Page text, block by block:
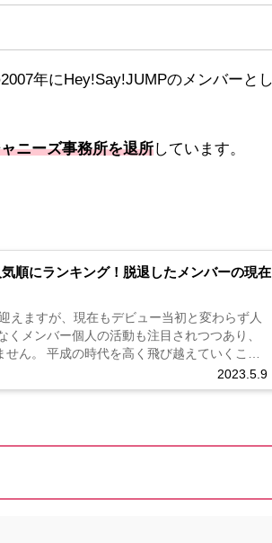
年にHey!Say!JUMPのメンバーとし
ニーズ事務所を退所しています。
順にランキング！脱退したメンバーの現在
2023.5.9
えますが、現在もデビュー当初と変わらず人
メンバー個人の活動も注目されつつあり、
ん。 平成の時代を高く飛び越えていくこと